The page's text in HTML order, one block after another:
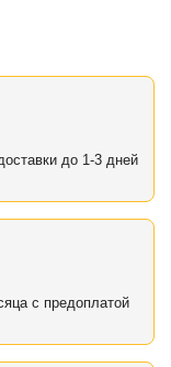
до 1-3 дней
с предоплатой